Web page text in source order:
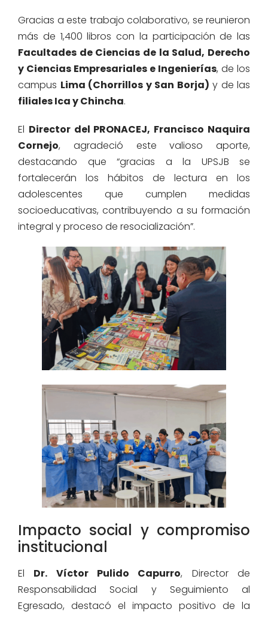
Gracias a este trabajo colaborativo, se reunieron
más de 1,400 libros con la participación de las
Facultades de Ciencias de la Salud, Derecho
y Ciencias Empresariales e Ingenierías, de los
campus Lima (Chorrillos y San Borja) y de las
filiales Ica y Chincha.
El Director del PRONACEJ, Francisco Naquira
Cornejo, agradeció este valioso aporte,
destacando que “gracias a la UPSJB se
fortalecerán los hábitos de lectura en los
adolescentes que cumplen medidas
socioeducativas, contribuyendo a su formación
integral y proceso de resocialización”.
Impacto social y compromiso
institucional
El Dr. Víctor Pulido Capurro, Director de
Responsabilidad Social y Seguimiento al
Egresado, destacó el impacto positivo de la